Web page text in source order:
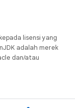
lisensi yang
adalah merek
dan/atau